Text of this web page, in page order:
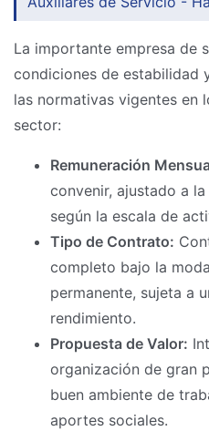
La importante empresa de
condiciones de estabilidad
las normativas vigentes en
sector:
Remuneración
convenir, ajustado a
según la escala de
Tipo de Contrato:
completo bajo la
permanente, sujeta a
rendimiento.
Propuesta de Valor:
organización de gran
buen ambiente de
aportes sociales.